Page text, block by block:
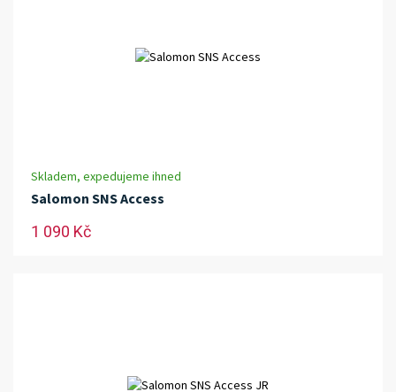
Skladem, expedujeme ihned
Salomon SNS Access
1 090 Kč